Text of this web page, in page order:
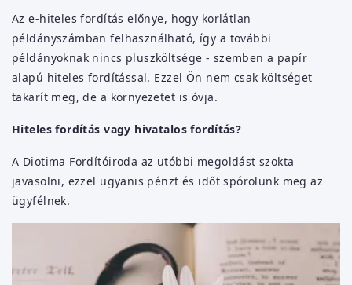
Az e-hiteles fordítás előnye, hogy korlátlan
példányszámban felhasználható, így a további
példányoknak nincs pluszköltsége - szemben a papír
alapú hiteles fordítással. Ezzel Ön nem csak költséget
takarít meg, de a környezetet is óvja.
Hiteles fordítás vagy hivatalos fordítás?
A Diotima Fordítóiroda az utóbbi megoldást szokta
javasolni, ezzel ugyanis pénzt és időt spórolunk meg az
ügyfélnek.